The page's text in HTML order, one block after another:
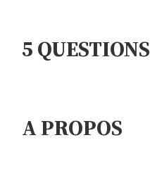
5 QUESTIONS
A PROPOS